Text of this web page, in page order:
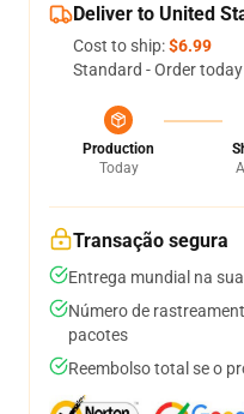
Deliver to United
Cost to ship:$6.99
Standard - Order
Production
Today
Transação segura
Entrega mundial na
Número de
pacotes
Reembolso total se o